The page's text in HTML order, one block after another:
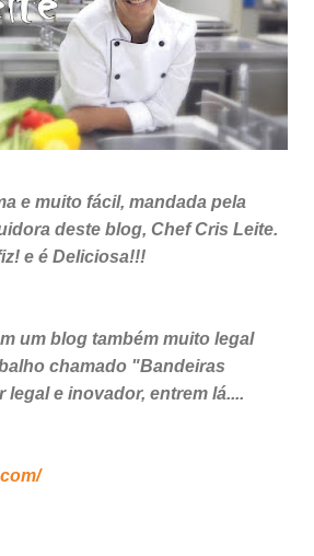
e muito fácil, mandada pela
deste blog, Chef Cris Leite.
e é Deliciosa!!!
um blog também muito legal
chamado "Bandeiras
e inovador, entrem lá....